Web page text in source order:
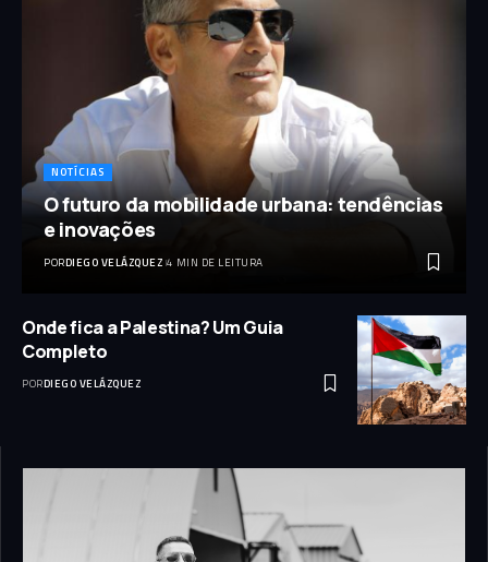
NOTÍCIAS
O futuro da mobilidade urbana: tendências
e inovações
PORDIEGO VELÁZQUEZ 4 MIN DE LEITURA
Onde fica a Palestina? Um Guia
Completo
PORDIEGO VELÁZQUEZ